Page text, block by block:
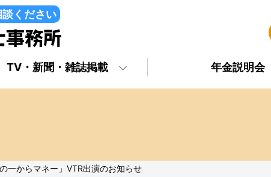
談ください
TV・新聞・雑誌掲載 年金説明会
一からマネー」VTR出演のお知らせ